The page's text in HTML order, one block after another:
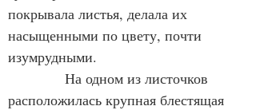
покрывала листья, делала их
насыщенными по цвету, почти
изумрудными.
На одном из листочков
расположилась крупная блестящая